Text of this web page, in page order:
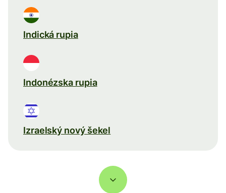
Indická rupia
Indonézska rupia
Izraelský nový šekel